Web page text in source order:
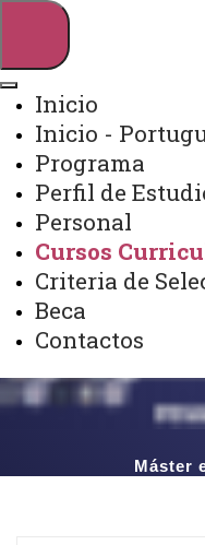
Webmail
Arquivo
Inicio
Inicio -
Programa
Perfil de
Personal
Cursos
Criteria de
Beca
Contactos
Máster